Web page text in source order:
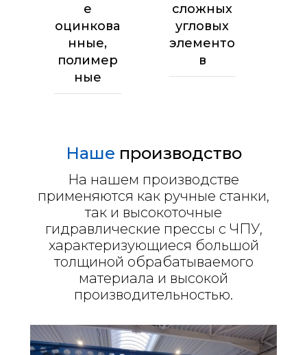
е
оцинкова
нные,
полимер
ные
сложных
угловых
элементо
в
Наше производство
На нашем производстве
применяются как ручные станки,
так и высокоточные
гидравлические прессы с ЧПУ,
характеризующиеся большой
толщиной обрабатываемого
материала и высокой
производительностью.